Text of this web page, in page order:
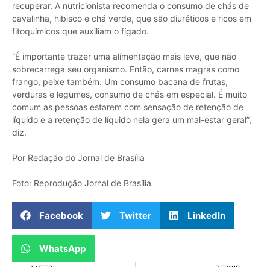
recuperar. A nutricionista recomenda o consumo de chás de
cavalinha, hibisco e chá verde, que são diuréticos e ricos em
fitoquímicos que auxiliam o fígado.
“É importante trazer uma alimentação mais leve, que não
sobrecarrega seu organismo. Então, carnes magras como
frango, peixe também. Um consumo bacana de frutas,
verduras e legumes, consumo de chás em especial. É muito
comum as pessoas estarem com sensação de retenção de
líquido e a retenção de líquido nela gera um mal-estar geral”,
diz.
Por Redação do Jornal de Brasília
Foto: Reprodução Jornal de Brasília
Facebook Twitter LinkedIn
WhatsApp